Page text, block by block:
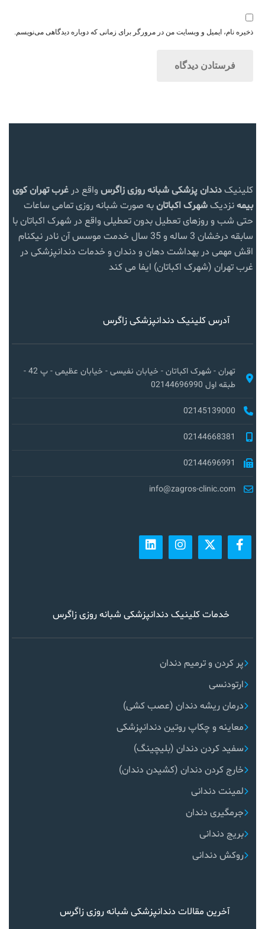
ذخیره نام، ایمیل و وبسایت من در مرورگر برای زمانی که دوباره دیدگاهی می‌نویسم.
کلینیکدندان پزشکی شبانه روزی زاگرس واقع در غرب تهرانکوی
بیمهنزدیکشهرک اکباتانبه صورت شبانه روزی تمامی ساعات
حتی شب و روزهای تعطیل بدون تعطیلی واقع در شهرک اکباتان با
سابقه درخشان 3 ساله و 35 سال خدمت موسس آن نادر نیکنام
اقش مهمی در بهداشت دهان و دندان و خدمات دندانپزشکی در
غرب تهران (شهرک اکباتان) ایفا می کند
آدرس کلینیک دندانپزشکی زاگرس
تهران - شهرک اکباتان - خیابان نفیسی - خیابان عظیمی - پ 42 -
طبقه اول 02144696990
02145139000
02144668381
02144696991
info@zagros-clinic.com
خدمات کلینیک دندانپزشکی شبانه روزی زاگرس
پر کردن و ترمیم دندان
ارتودنسی
درمان ریشه دندان (عصب کشی)
معاینه و چکاپ روتین دندانپزشکی
سفید کردن دندان (بلیچینگ)
خارج کردن دندان (کشیدن دندان)
لمینت دندانی
جرمگیری دندان
بریج دندانی
روکش دندانی
آخرین مقالات دندانپزشکی شبانه روزی زاگرس